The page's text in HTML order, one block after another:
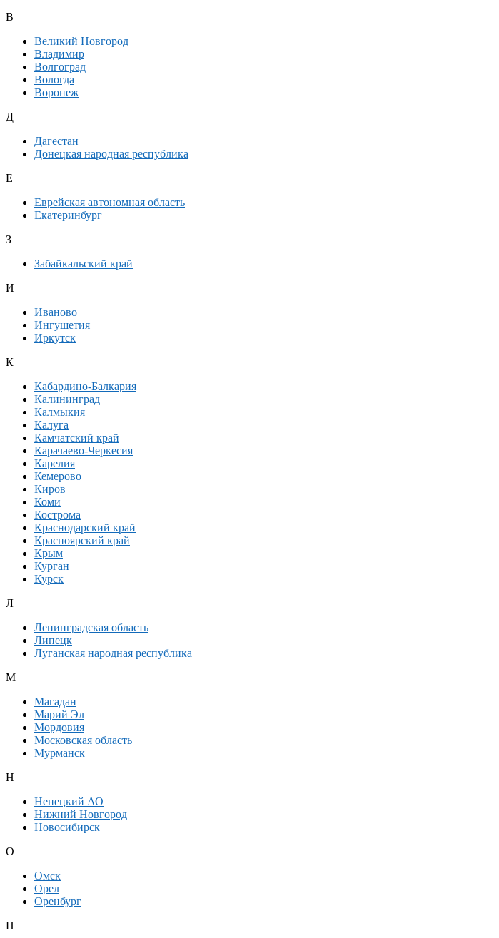
В
Великий Новгород
Владимир
Волгоград
Вологда
Воронеж
Д
Дагестан
Донецкая народная республика
Е
Еврейская автономная область
Екатеринбург
З
Забайкальский край
И
Иваново
Ингушетия
Иркутск
К
Кабардино-Балкария
Калининград
Калмыкия
Калуга
Камчатский край
Карачаево-Черкесия
Карелия
Кемерово
Киров
Коми
Кострома
Краснодарский край
Красноярский край
Крым
Курган
Курск
Л
Ленинградская область
Липецк
Луганская народная республика
М
Магадан
Марий Эл
Мордовия
Московская область
Мурманск
Н
Ненецкий АО
Нижний Новгород
Новосибирск
О
Омск
Орел
Оренбург
П